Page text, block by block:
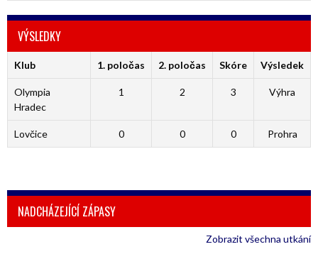
VÝSLEDKY
Klub 1. poločas 2. poločas Skóre Výsledek
Olympia
Hradec
1 2 3 Výhra
Lovčice 0 0 0 Prohra
NADCHÁZEJÍCÍ ZÁPASY
Zobrazit všechna utkání